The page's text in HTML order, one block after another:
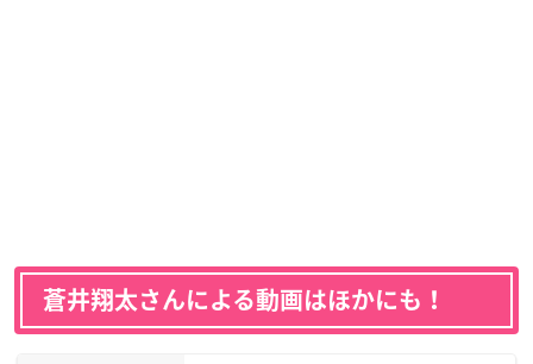
蒼井翔太さんによる動画はほかにも！